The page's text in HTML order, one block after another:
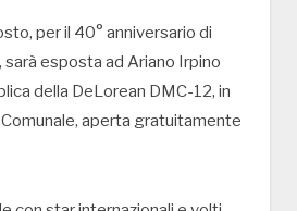
per il 40° anniversario di
sarà esposta ad Ariano Irpino
della DeLorean DMC-12, in
Comunale, aperta gratuitamente